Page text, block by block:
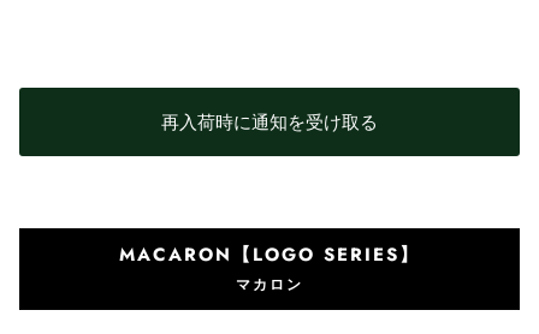
再入荷時に通知を受け取る
MACARON【LOGO SERIES】
マカロン